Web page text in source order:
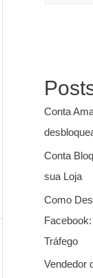
Conta
Conta
sua Loja
Como
Tráfego
Vendedor